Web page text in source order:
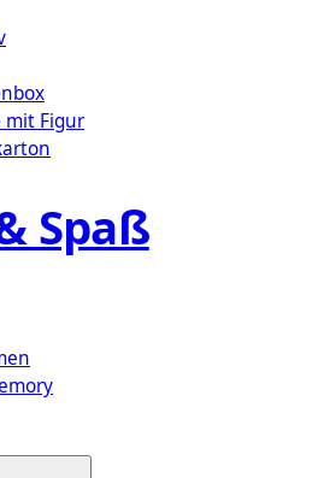
mit Figur
Spaß